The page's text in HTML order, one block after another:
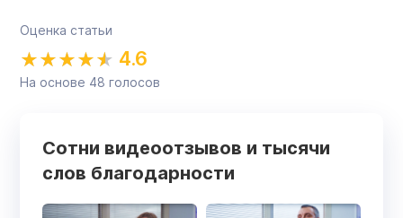
Оценка статьи
4.6
На основе 48 голосов
Сотни видеоотзывов и тысячи
слов благодарности